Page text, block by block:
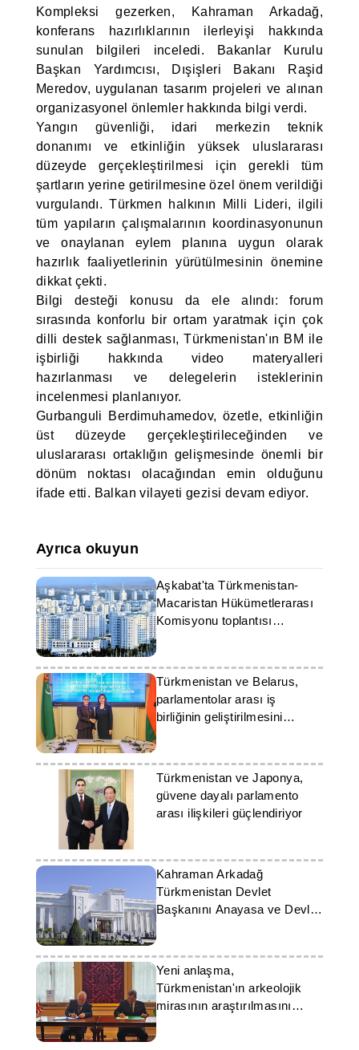
Kompleksi gezerken, Kahraman Arkadağ,
konferans hazırlıklarının ilerleyişi hakkında
sunulan bilgileri inceledi. Bakanlar Kurulu
Başkan Yardımcısı, Dışişleri Bakanı Raşid
Meredov, uygulanan tasarım projeleri ve alınan
organizasyonel önlemler hakkında bilgi verdi.
Yangın güvenliği, idari merkezin teknik
donanımı ve etkinliğin yüksek uluslararası
düzeyde gerçekleştirilmesi için gerekli tüm
şartların yerine getirilmesine özel önem verildiği
vurgulandı. Türkmen halkının Milli Lideri, ilgili
tüm yapıların çalışmalarının koordinasyonunun
ve onaylanan eylem planına uygun olarak
hazırlık faaliyetlerinin yürütülmesinin önemine
dikkat çekti.
Bilgi desteği konusu da ele alındı: forum
sırasında konforlu bir ortam yaratmak için çok
dilli destek sağlanması, Türkmenistan'ın BM ile
işbirliği hakkında video materyalleri
hazırlanması ve delegelerin isteklerinin
incelenmesi planlanıyor.
Gurbanguli Berdimuhamedov, özetle, etkinliğin
üst düzeyde gerçekleştirileceğinden ve
uluslararası ortaklığın gelişmesinde önemli bir
dönüm noktası olacağından emin olduğunu
ifade etti. Balkan vilayeti gezisi devam ediyor.
Ayrıca okuyun
Aşkabat'ta Türkmenistan-
Macaristan Hükümetlerarası
Komisyonu toplantısı
yapılacak
Türkmenistan ve Belarus,
parlamentolar arası iş
birliğinin geliştirilmesini
görüştü
Türkmenistan ve Japonya,
güvene dayalı parlamento
arası ilişkileri güçlendiriyor
Kahraman Arkadağ
Türkmenistan Devlet
Başkanını Anayasa ve Devlet
Bayrağı Günü dolayısıyla
kutladı
Yeni anlaşma,
Türkmenistan'ın arkeolojik
mirasının araştırılmasını
güçlendirecek